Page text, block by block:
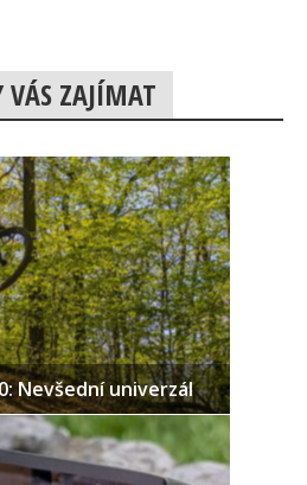
VÁS ZAJÍMAT
Nevšední univerzál